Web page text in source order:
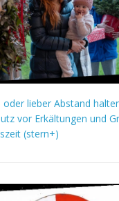
lieber Abstand
vor Erkältungen und
(stern+)